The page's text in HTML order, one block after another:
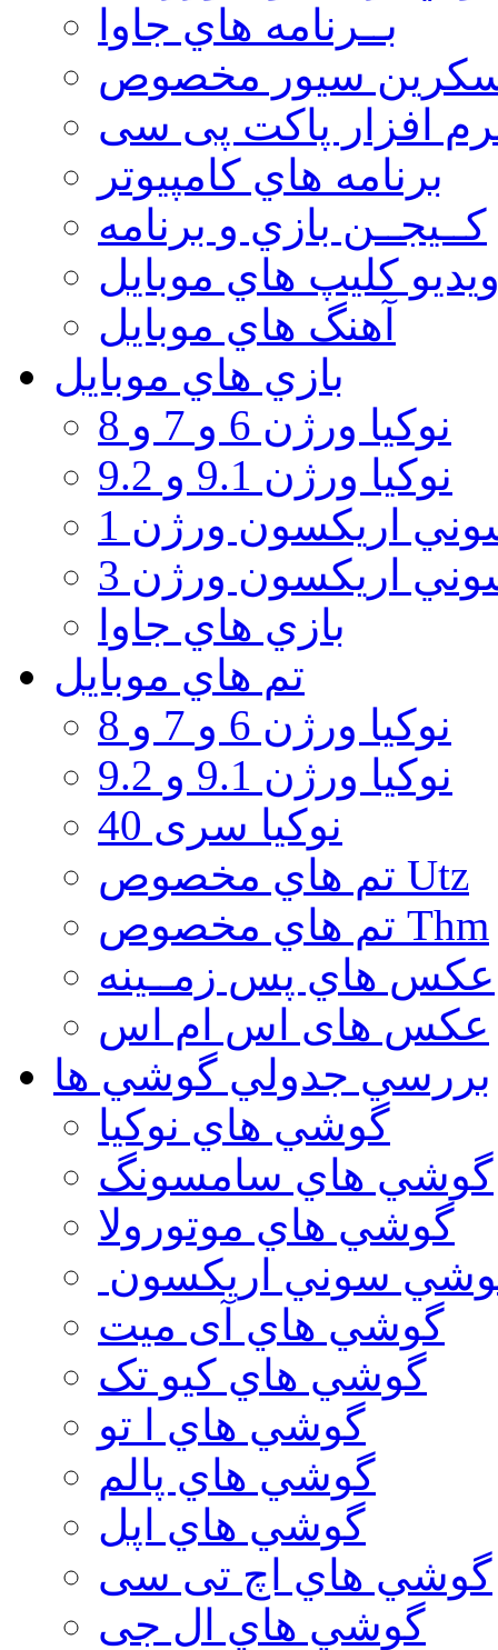
بــرنامه هاي جاوا
سيور مخصوص
افزار پاکت پی سی
برنامه هاي كامپيوتر
كــيجــن بازي و برنامه
كليپ هاي موبايل
آهنگ هاي موبايل
بازي هاي موبايل
نوكيا ورژن 6 و 7 و 8
نوكيا ورژن 9.1 و 9.2
اريكسون ورژن 1
اريكسون ورژن 3
بازي هاي جاوا
تم هاي موبايل
نوكيا ورژن 6 و 7 و 8
نوكيا ورژن 9.1 و 9.2
نوکیا سری 40
تم هاي مخصوص Utz
تم هاي مخصوص Thm
عكس هاي پس زمــينه
عكس های اس ام اس
بررسي جدولي گوشي ها
گوشي هاي نوكيا
گوشي هاي سامسونگ
گوشي هاي موتورولا
سوني اريكسون
گوشي هاي آی میت
گوشي هاي کیو تک
گوشي هاي ا تو
گوشي هاي پالم
گوشي هاي اپل
گوشي هاي اچ تی سی
گوشي هاي ال جی